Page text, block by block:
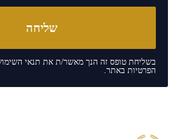
בשליחת טופס זה הנך מאשר/ת את תנאי
הפרטיות באתר.